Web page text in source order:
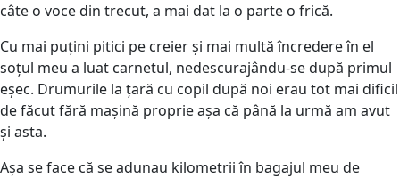
câte o voce din trecut, a mai dat la o parte o frică.
Cu mai puțini pitici pe creier și mai multă încredere în el
soțul meu a luat carnetul, nedescurajându-se după primul
eșec. Drumurile la țară cu copil după noi erau tot mai dificil
de făcut fără mașină proprie așa că până la urmă am avut
și asta.
Așa se face că se adunau kilometrii în bagajul meu de